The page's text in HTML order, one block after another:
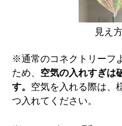
見え
※通常のコネクトリーフ
ため、 空気の入れすぎは
す。 空気を入れる際は、
つ入れてください。